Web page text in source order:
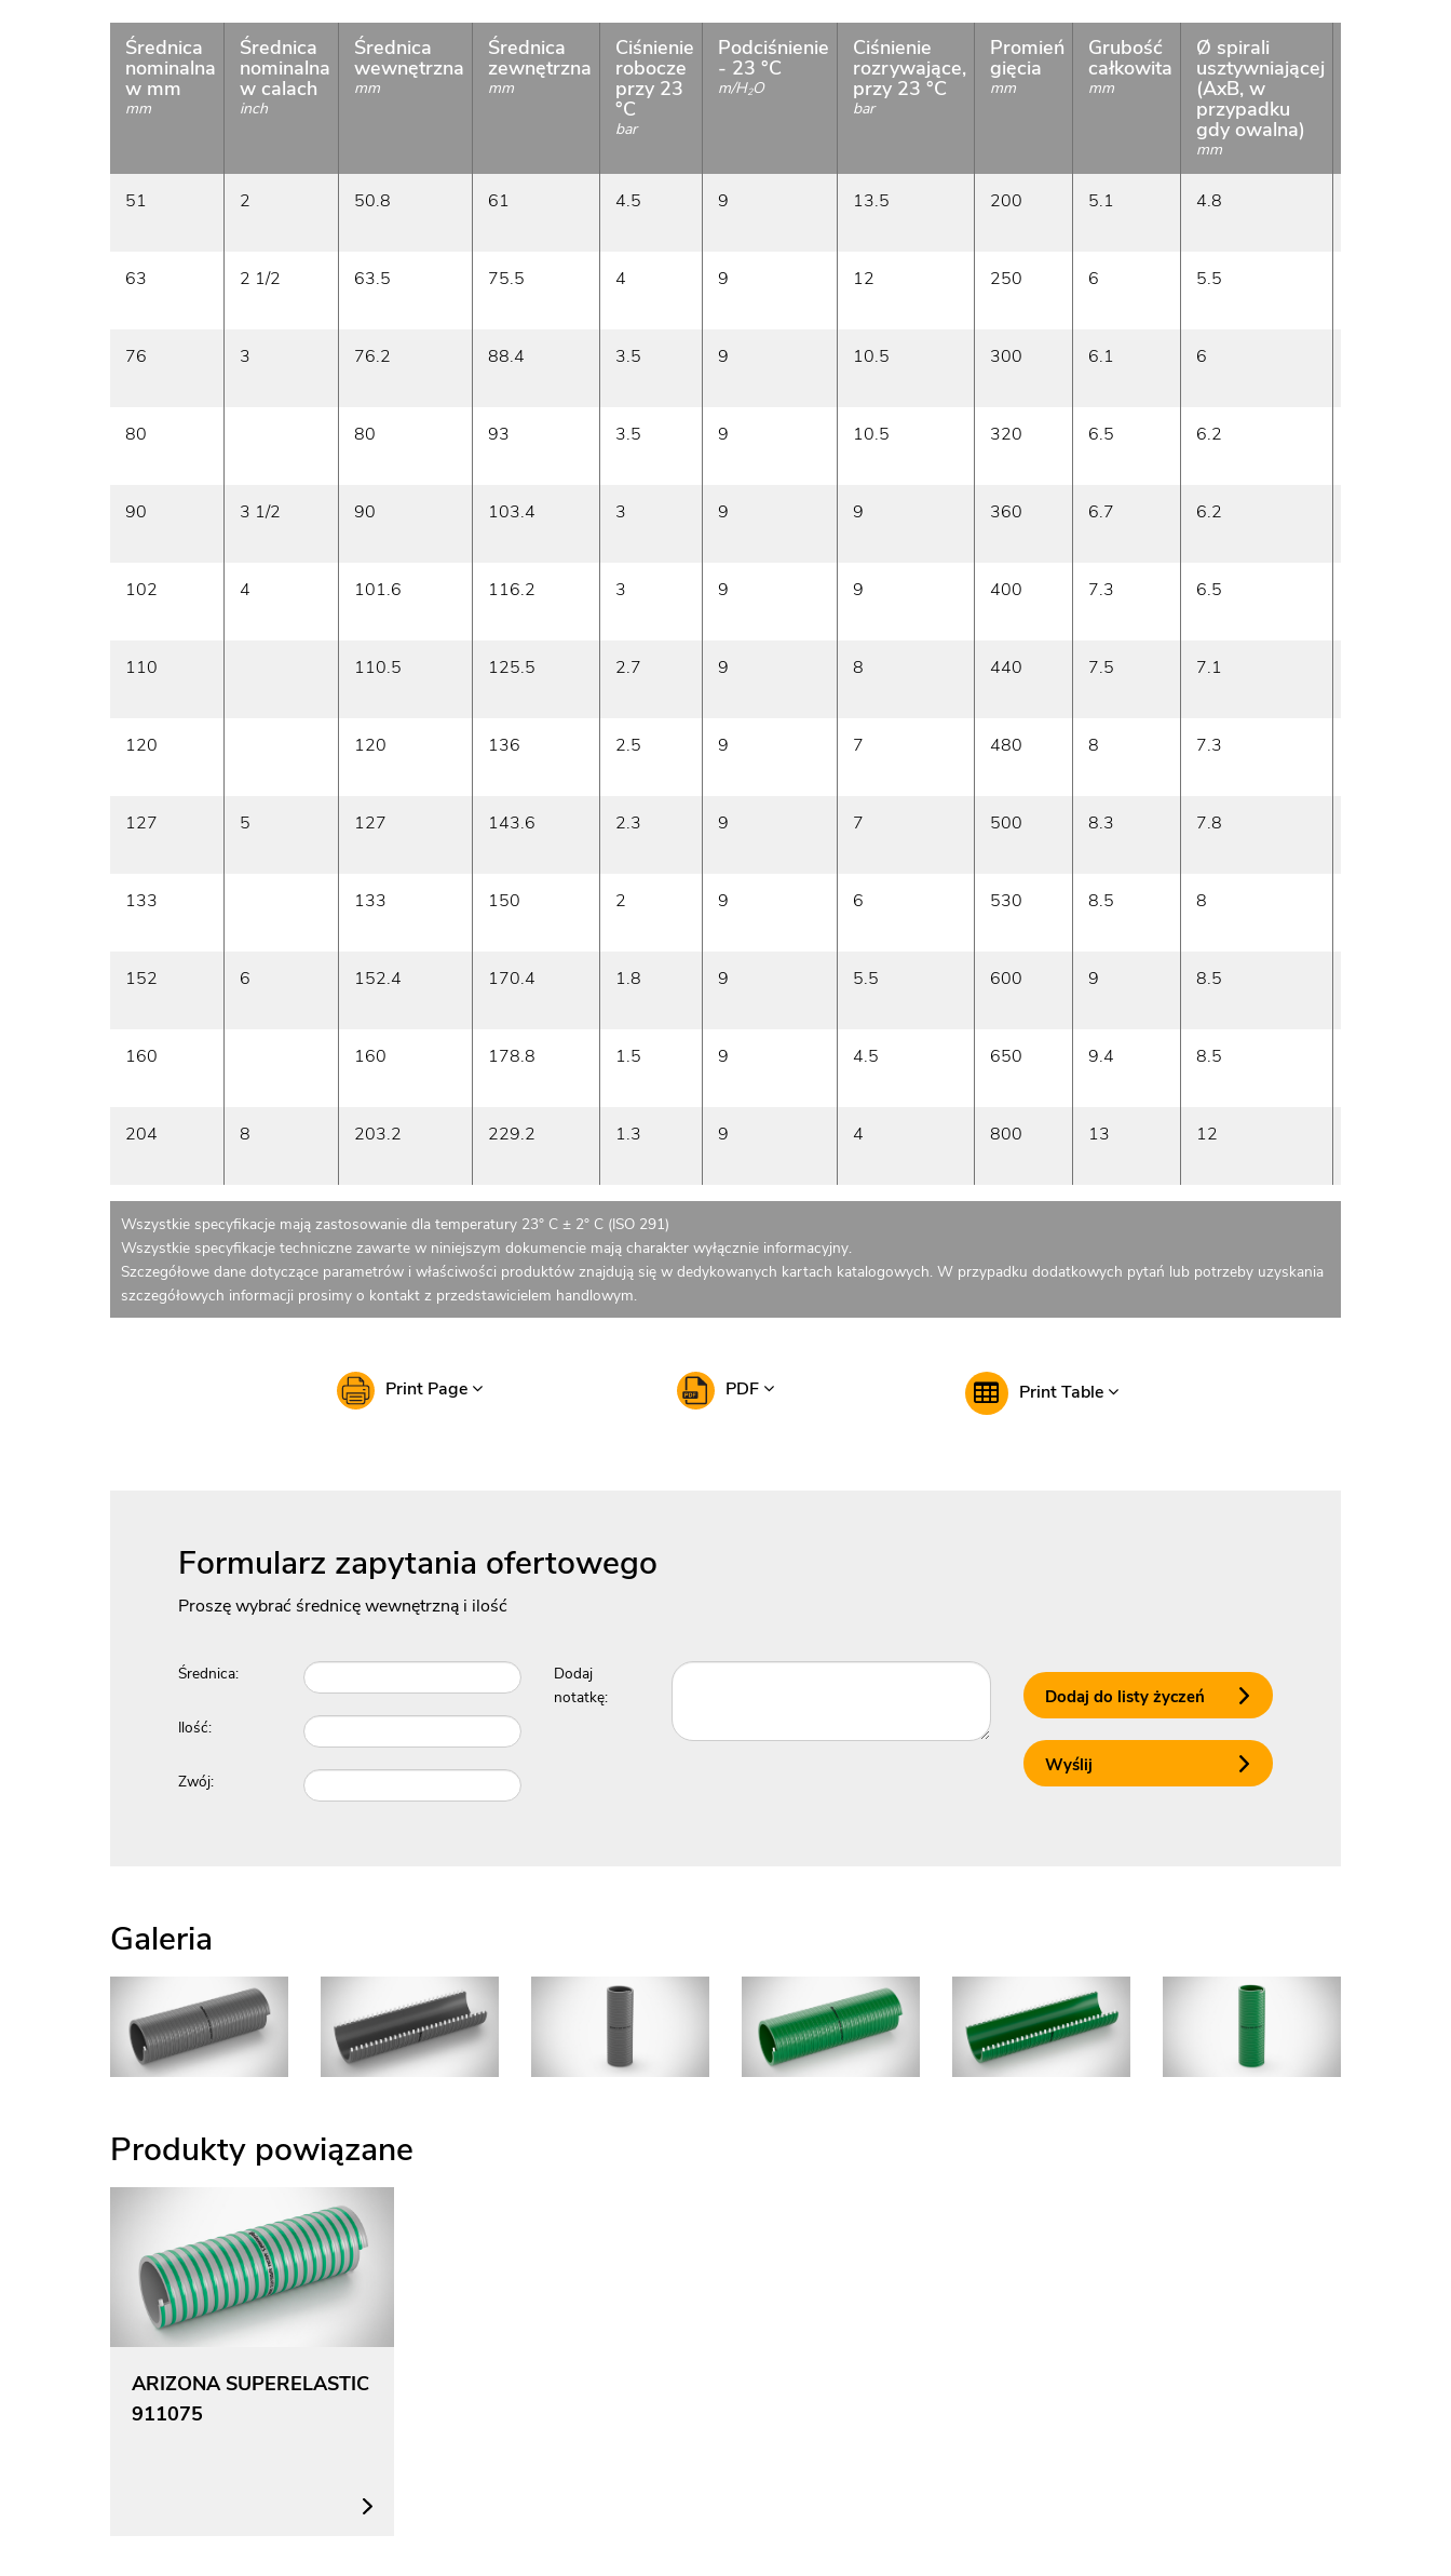
Średnica
nominalna
w mm
mm
Średnica
nominalna
w calach
inch
Średnica
wewnętrzna
mm
Średnica
zewnętrzna
mm
Ciśnienie
robocze
przy 23
°C
bar
Podciśnienie
- 23 °C
m/H2O
Ciśnienie
rozrywające,
przy 23 °C
bar
Promień
gięcia
mm
Grubość
całkowita
mm
Ø spirali
usztywniającej
(AxB, w
przypadku
gdy owalna)
mm
51 2 50.8 61 4.5 9 13.5 200 5.1 4.8
63 2 1/2 63.5 75.5 4 9 12 250 6 5.5
76 3 76.2 88.4 3.5 9 10.5 300 6.1 6
80 80 93 3.5 9 10.5 320 6.5 6.2
90 3 1/2 90 103.4 3 9 9 360 6.7 6.2
102 4 101.6 116.2 3 9 9 400 7.3 6.5
110 110.5 125.5 2.7 9 8 440 7.5 7.1
120 120 136 2.5 9 7 480 8 7.3
127 5 127 143.6 2.3 9 7 500 8.3 7.8
133 133 150 2 9 6 530 8.5 8
152 6 152.4 170.4 1.8 9 5.5 600 9 8.5
160 160 178.8 1.5 9 4.5 650 9.4 8.5
204 8 203.2 229.2 1.3 9 4 800 13 12
Wszystkie specyfikacje mają zastosowanie dla temperatury 23° C ± 2° C (ISO 291)
Wszystkie specyfikacje techniczne zawarte w niniejszym dokumencie mają charakter wyłącznie informacyjny.
Szczegółowe dane dotyczące parametrów i właściwości produktów znajdują się w dedykowanych kartach katalogowych. W przypadku dodatkowych pytań lub potrzeby uzyskania
szczegółowych informacji prosimy o kontakt z przedstawicielem handlowym.
Print Page PDF Print Table
Formularz zapytania ofertowego
Proszę wybrać średnicę wewnętrzną i ilość
Średnica:
Ilość:
Zwój:
Dodaj
notatkę:
Dodaj do listy życzeń
Wyślij
Galeria
Produkty powiązane
ARIZONA SUPERELASTIC
911075